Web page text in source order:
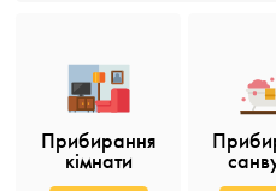
Прибирання
кімнати